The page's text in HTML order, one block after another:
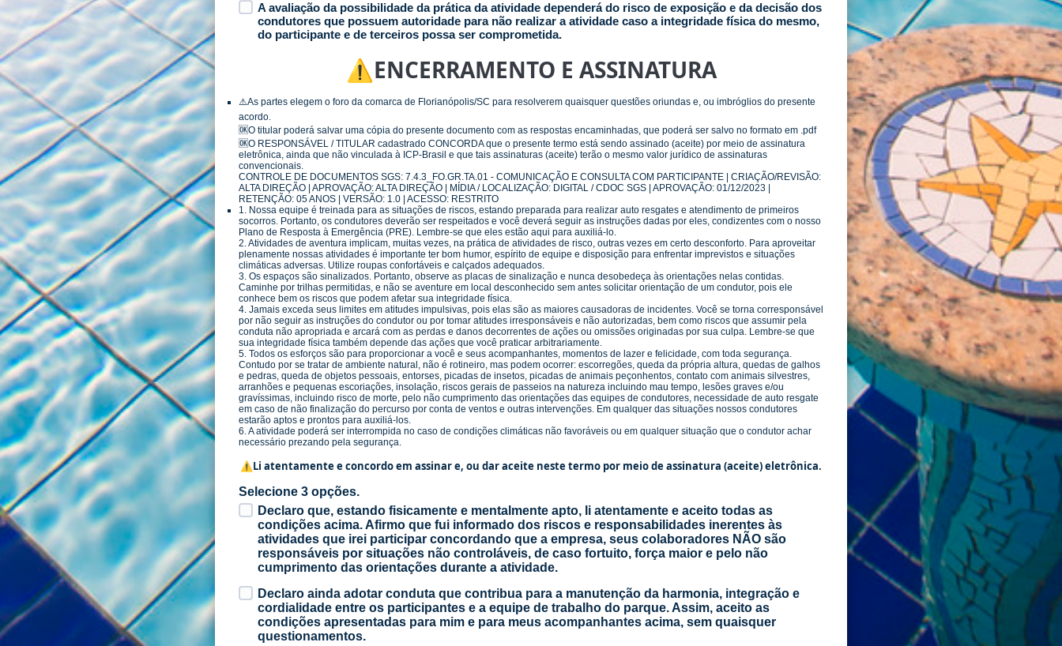
A avaliação da possibilidade da prática da atividade dependerá do risco de exposição e da decisão dos
condutores que possuem autoridade para não realizar a atividade caso a integridade física do mesmo,
do participante e de terceiros possa ser comprometida.
⚠️ENCERRAMENTO E ASSINATURA
⚠️As partes elegem o foro da comarca de Florianópolis/SC para resolverem quaisquer questões oriundas e, ou imbróglios do presente
acordo.
🆗️O titular poderá salvar uma cópia do presente documento com as respostas encaminhadas, que poderá ser salvo no formato em .pdf
🆗️O RESPONSÁVEL / TITULAR cadastrado CONCORDA que o presente termo está sendo assinado (aceite) por meio de assinatura
eletrônica, ainda que não vinculada à ICP-Brasil e que tais assinaturas (aceite) terão o mesmo valor jurídico de assinaturas
convencionais.
CONTROLE DE DOCUMENTOS SGS: 7.4.3_FO.GR.TA.01 - COMUNICAÇÃO E CONSULTA COM PARTICIPANTE | CRIAÇÃO/REVISÃO:
ALTA DIREÇÃO | APROVAÇÃO: ALTA DIREÇÃO | MÍDIA / LOCALIZAÇÃO: DIGITAL / CDOC SGS | APROVAÇÃO: 01/12/2023 |
RETENÇÃO: 05 ANOS | VERSÃO: 1.0 | ACESSO: RESTRITO
1. Nossa equipe é treinada para as situações de riscos, estando preparada para realizar auto resgates e atendimento de primeiros
socorros. Portanto, os condutores deverão ser respeitados e você deverá seguir as instruções dadas por eles, condizentes com o nosso
Plano de Resposta à Emergência (PRE). Lembre-se que eles estão aqui para auxiliá-lo.
2. Atividades de aventura implicam, muitas vezes, na prática de atividades de risco, outras vezes em certo desconforto. Para aproveitar
plenamente nossas atividades é importante ter bom humor, espírito de equipe e disposição para enfrentar imprevistos e situações
climáticas adversas. Utilize roupas confortáveis e calçados adequados.
3. Os espaços são sinalizados. Portanto, observe as placas de sinalização e nunca desobedeça às orientações nelas contidas.
Caminhe por trilhas permitidas, e não se aventure em local desconhecido sem antes solicitar orientação de um condutor, pois ele
conhece bem os riscos que podem afetar sua integridade física.
4. Jamais exceda seus limites em atitudes impulsivas, pois elas são as maiores causadoras de incidentes. Você se torna corresponsável
por não seguir as instruções do condutor ou por tomar atitudes irresponsáveis e não autorizadas, bem como riscos que assumir pela
conduta não apropriada e arcará com as perdas e danos decorrentes de ações ou omissões originadas por sua culpa. Lembre-se que
sua integridade física também depende das ações que você praticar arbitrariamente.
5. Todos os esforços são para proporcionar a você e seus acompanhantes, momentos de lazer e felicidade, com toda segurança.
Contudo por se tratar de ambiente natural, não é rotineiro, mas podem ocorrer: escorregões, queda da própria altura, quedas de galhos
e pedras, queda de objetos pessoais, entorses, picadas de insetos, picadas de animais peçonhentos, contato com animais silvestres,
arranhões e pequenas escoriações, insolação, riscos gerais de passeios na natureza incluindo mau tempo, lesões graves e/ou
gravíssimas, incluindo risco de morte, pelo não cumprimento das orientações das equipes de condutores, necessidade de auto resgate
em caso de não finalização do percurso por conta de ventos e outras intervenções. Em qualquer das situações nossos condutores
estarão aptos e prontos para auxiliá-los.
6. A atividade poderá ser interrompida no caso de condições climáticas não favoráveis ou em qualquer situação que o condutor achar
necessário prezando pela segurança.
⚠️Li atentamente e concordo em assinar e, ou dar aceite neste termo por meio de assinatura (aceite) eletrônica.
Selecione 3 opções.
Declaro que, estando fisicamente e mentalmente apto, li atentamente e aceito todas as
condições acima. Afirmo que fui informado dos riscos e responsabilidades inerentes às
atividades que irei participar concordando que a empresa, seus colaboradores NÃO são
responsáveis por situações não controláveis, de caso fortuito, força maior e pelo não
cumprimento das orientações durante a atividade.
Declaro ainda adotar conduta que contribua para a manutenção da harmonia, integração e
cordialidade entre os participantes e a equipe de trabalho do parque. Assim, aceito as
condições apresentadas para mim e para meus acompanhantes acima, sem quaisquer
questionamentos.